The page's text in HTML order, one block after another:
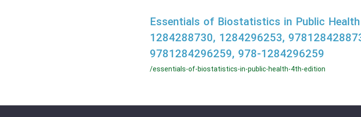
Essentials of Biostatistics in Public
1284288730, 1284296253,
9781284296259, 978-1284296259
/essentials-of-biostatistics-in-public-health-4th-edition